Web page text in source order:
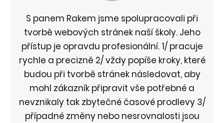
S panem Rakem jsme spolupracovali při
tvorbě webových stránek naší školy. Jeho
přístup je opravdu profesionální. 1/ pracuje
rychle a precizně 2/ vždy popíše kroky, které
budou při tvorbě stránek následovat, aby
mohl zákazník připravit vše potřebné a
nevznikaly tak zbytečné časové prodlevy 3/
případné změny nebo nesrovnalosti jsou